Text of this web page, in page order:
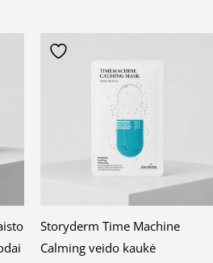
Storyderm Time Machine
Calming veido kaukė